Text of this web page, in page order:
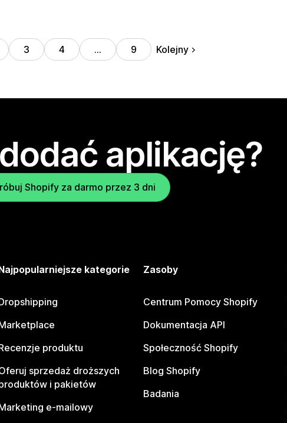
3 4 … 9 Kolejny
aplikację?
Shopify za darmo przez 3 dni
kategorie
produktu
sprzedaż droższych
i pakietów
e-mailowy
Zasoby
Centrum Pomocy Shopify
Dokumentacja API
Społeczność Shopify
Blog Shopify
Badania